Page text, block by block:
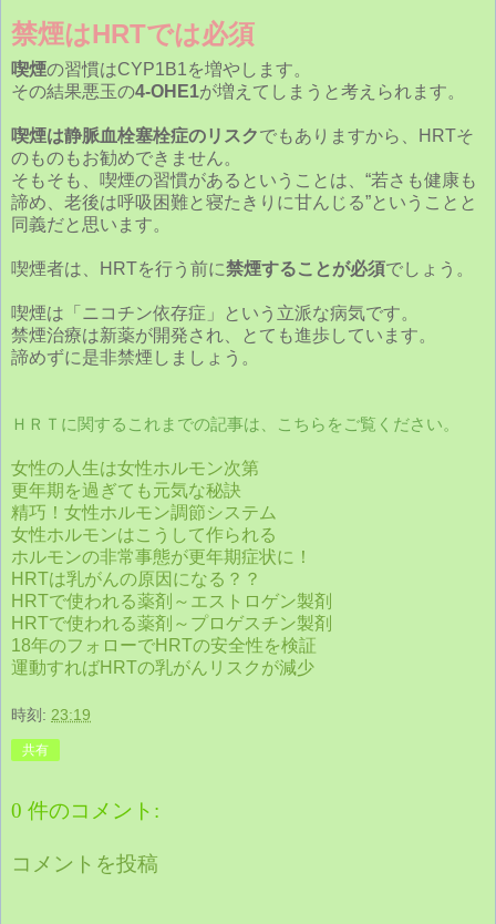
禁煙はHRTでは必須
喫煙の習慣はCYP1B1を増やします。
その結果悪玉の4-OHE1が増えてしまうと考えられます。
喫煙は静脈血栓塞栓症のリスクでもありますから、HRTそ
のものもお勧めできません。
そもそも、喫煙の習慣があるということは、“若さも健康も
諦め、老後は呼吸困難と寝たきりに甘んじる”ということと
同義だと思います。
喫煙者は、HRTを行う前に禁煙することが必須でしょう。
喫煙は「ニコチン依存症」という立派な病気です。
禁煙治療は新薬が開発され、とても進歩しています。
諦めずに是非禁煙しましょう。
ＨＲＴに関するこれまでの記事は、こちらをご覧ください。
女性の人生は女性ホルモン次第
更年期を過ぎても元気な秘訣
精巧！女性ホルモン調節システム
女性ホルモンはこうして作られる
ホルモンの非常事態が更年期症状に！
HRTは乳がんの原因になる？？
HRTで使われる薬剤～エストロゲン製剤
HRTで使われる薬剤～プロゲスチン製剤
18年のフォローでHRTの安全性を検証
運動すればHRTの乳がんリスクが減少
時刻: 23:19
共有
0 件のコメント:
コメントを投稿